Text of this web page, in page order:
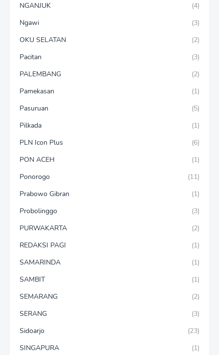
NGANJUK
(4)
Ngawi
(3)
OKU SELATAN
(2)
Pacitan
(3)
PALEMBANG
(2)
Pamekasan
(1)
Pasuruan
(5)
Pilkada
(1)
PLN Icon Plus
(6)
PON ACEH
(1)
Ponorogo
(11)
Prabowo Gibran
(1)
Probolinggo
(3)
PURWAKARTA
(2)
REDAKSI PAGI
(1)
SAMARINDA
(1)
SAMBIT
(1)
SEMARANG
(2)
SERANG
(3)
Sidoarjo
(23)
SINGAPURA
(1)